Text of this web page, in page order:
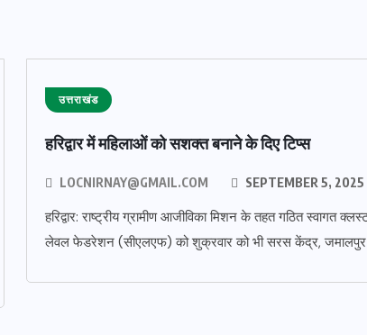
उत्तराखंड
हरिद्वार में महिलाओं को सशक्त बनाने के दिए टिप्स
LOCNIRNAY@GMAIL.COM SEPTEMBER 5, 2025
हरिद्वार: राष्ट्रीय ग्रामीण आजीविका मिशन के तहत गठित स्वागत
लेवल फेडरेशन (सीएलएफ) को शुक्रवार को भी सरस केंद्र, जमालपुर